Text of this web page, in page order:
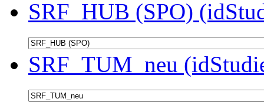
SRF_HUB (SPO)
SRF_TUM_neu